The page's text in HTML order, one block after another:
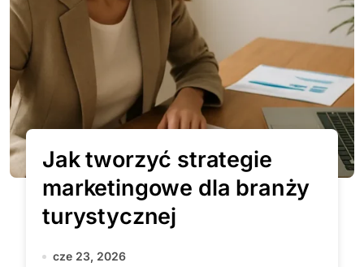
Jak tworzyć strategie
marketingowe dla branży
turystycznej
cze 23, 2026